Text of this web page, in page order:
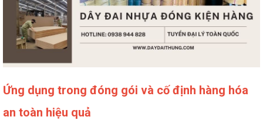
Ứng dụng trong đóng gói và cố định hàng hóa
an toàn hiệu quả